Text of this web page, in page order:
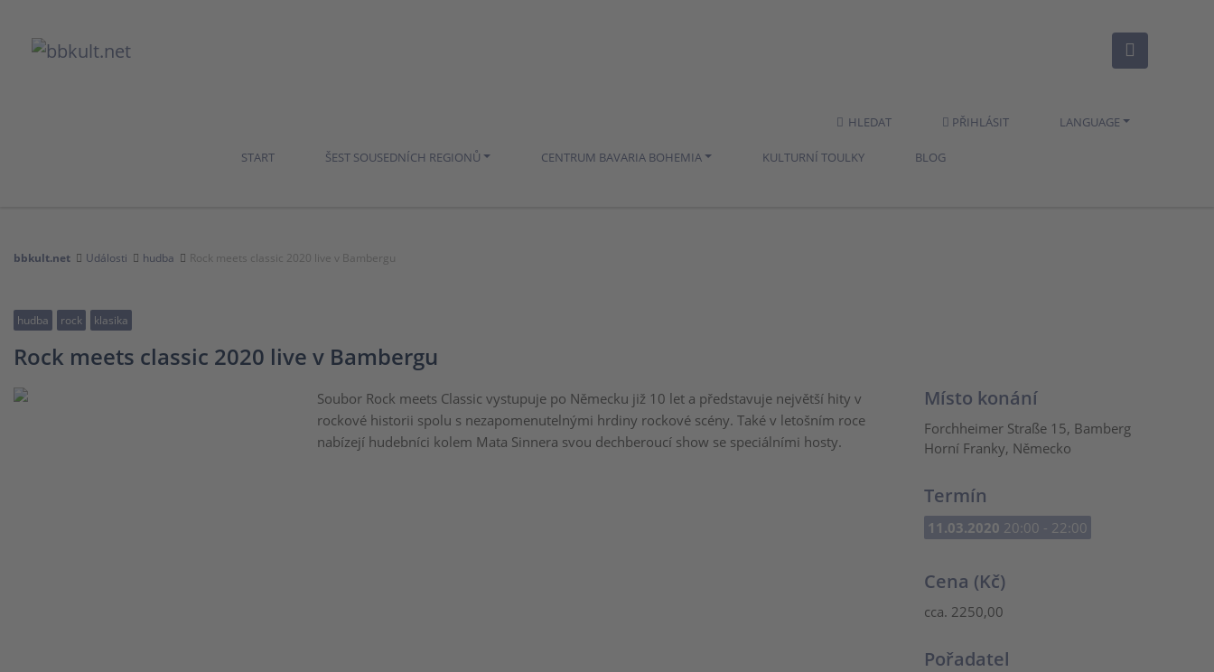
HLEDAT PŘIHLÁSIT LANGUAGE
START ŠEST SOUSEDNÍCH REGIONŮ CENTRUM BAVARIA BOHEMIA KULTURNÍ TOULKY BLOG
bbkult.net Události hudba Rock meets classic 2020 live v Bambergu
hudba rock klasika
Rock meets classic 2020 live v Bambergu
Soubor Rock meets Classic vystupuje po Německu již 10 let a představuje největší hity v
rockové historii spolu s nezapomenutelnými hrdiny rockové scény. Také v letošním roce
nabízejí hudebníci kolem Mata Sinnera svou dechberoucí show se speciálními hosty.
Místo konání
Forchheimer Straße 15, Bamberg
Horní Franky, Německo
Termín
11.03.2020 20:00 - 22:00
Cena (Kč)
cca. 2250,00
Pořadatel